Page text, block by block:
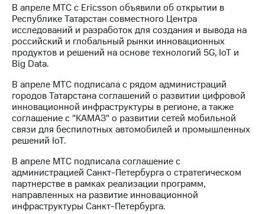
Контроль
и
аудит
Рынок
акций
Программа
приобретения
Порядок
выкупа
акций
Дивиденды
облигаций
Описание
Еврооблигации-2023
Уведомление
В апреле МТС с Ericsson объявили об открытии в
Республике Татарстан совместного Центра
исследований и разработок для создания и вывода на
российский и глобальный рынки инновационных
продуктов и решений на основе технологий 5G, IoT и
Big Data.
В апреле МТС подписала с рядом администраций
городов Татарстана соглашений о развитии цифровой
инновационной инфраструктуры в регионе, а также
соглашение с "КАМАЗ" о развитии сетей мобильной
связи для беспилотных автомобилей и промышленных
решений IoT.
В апреле МТС подписала соглашение с
администрацией Санкт-Петербурга о стратегическом
партнерстве в рамках реализации программ,
направленных на развитие инновационной
инфраструктуры Санкт-Петербурга.